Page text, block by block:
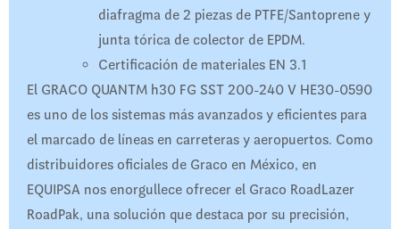
diafragma de 2 piezas de PTFE/Santoprene y
junta tórica de colector de EPDM.
Certificación de materiales EN 3.1
El GRACO QUANTM h30 FG SST 200-240 V HE30-0590
es uno de los sistemas más avanzados y eficientes para
el marcado de líneas en carreteras y aeropuertos. Como
distribuidores oficiales de Graco en México, en
EQUIPSA nos enorgullece ofrecer el Graco RoadLazer
RoadPak, una solución que destaca por su precisión,